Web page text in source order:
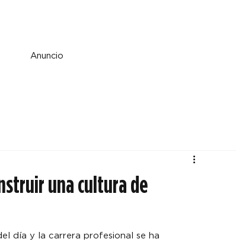
Anuncio
una cultura de
día y la carrera profesional se ha